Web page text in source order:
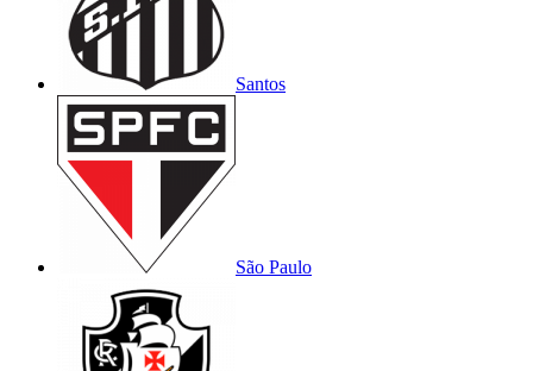
Santos
São Paulo